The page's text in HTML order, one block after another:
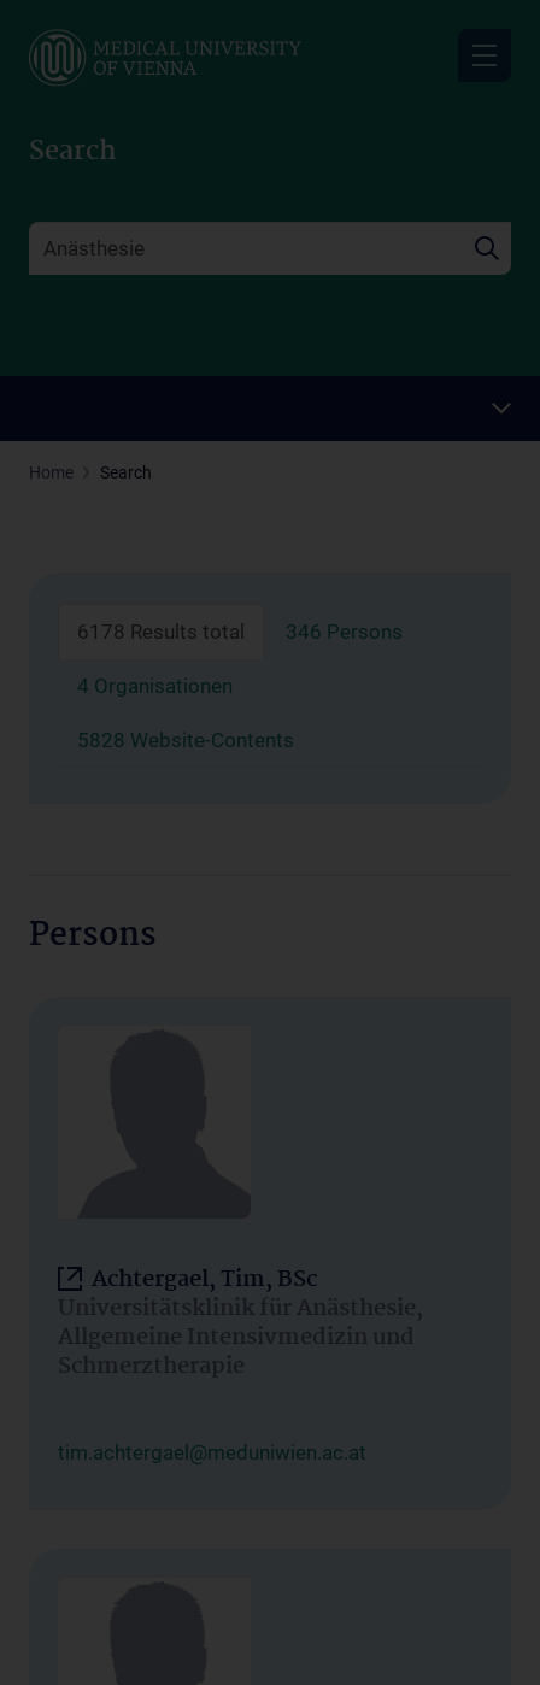
main
Search
Home Search
6178 Results total 346 Persons
4 Organisationen
5828 Website-Contents
Persons
Achtergael, Tim, BSc
Universitätsklinik für Anästhesie,
Allgemeine Intensivmedizin und
Schmerztherapie
tim.achtergael@meduniwien.ac.at